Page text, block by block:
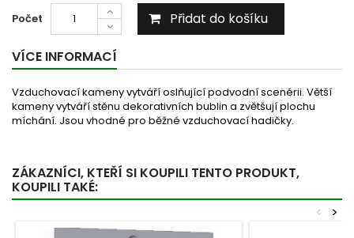
Počet Přidat do košíku
VÍCE INFORMACÍ
Vzduchovací kameny vytváří oslňující podvodní scenérii. Větší
kameny vytváří stěnu dekorativních bublin a zvětšují plochu
míchání. Jsou vhodné pro běžné vzduchovací hadičky.
ZÁKAZNÍCI, KTEŘÍ SI KOUPILI TENTO PRODUKT,
KOUPILI TAKÉ:
>
<